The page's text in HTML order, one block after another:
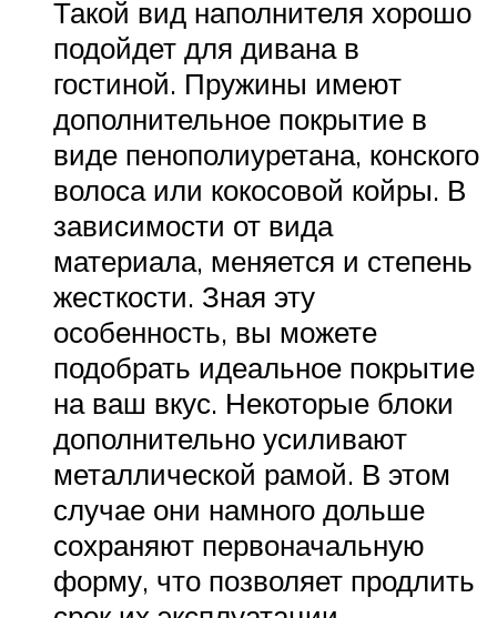
Такой вид наполнителя хорошо
подойдет для дивана в
гостиной. Пружины имеют
дополнительное покрытие в
виде пенополиуретана, конского
волоса или кокосовой койры. В
зависимости от вида
материала, меняется и степень
жесткости. Зная эту
особенность, вы можете
подобрать идеальное покрытие
на ваш вкус. Некоторые блоки
дополнительно усиливают
металлической рамой. В этом
случае они намного дольше
сохраняют первоначальную
форму, что позволяет продлить